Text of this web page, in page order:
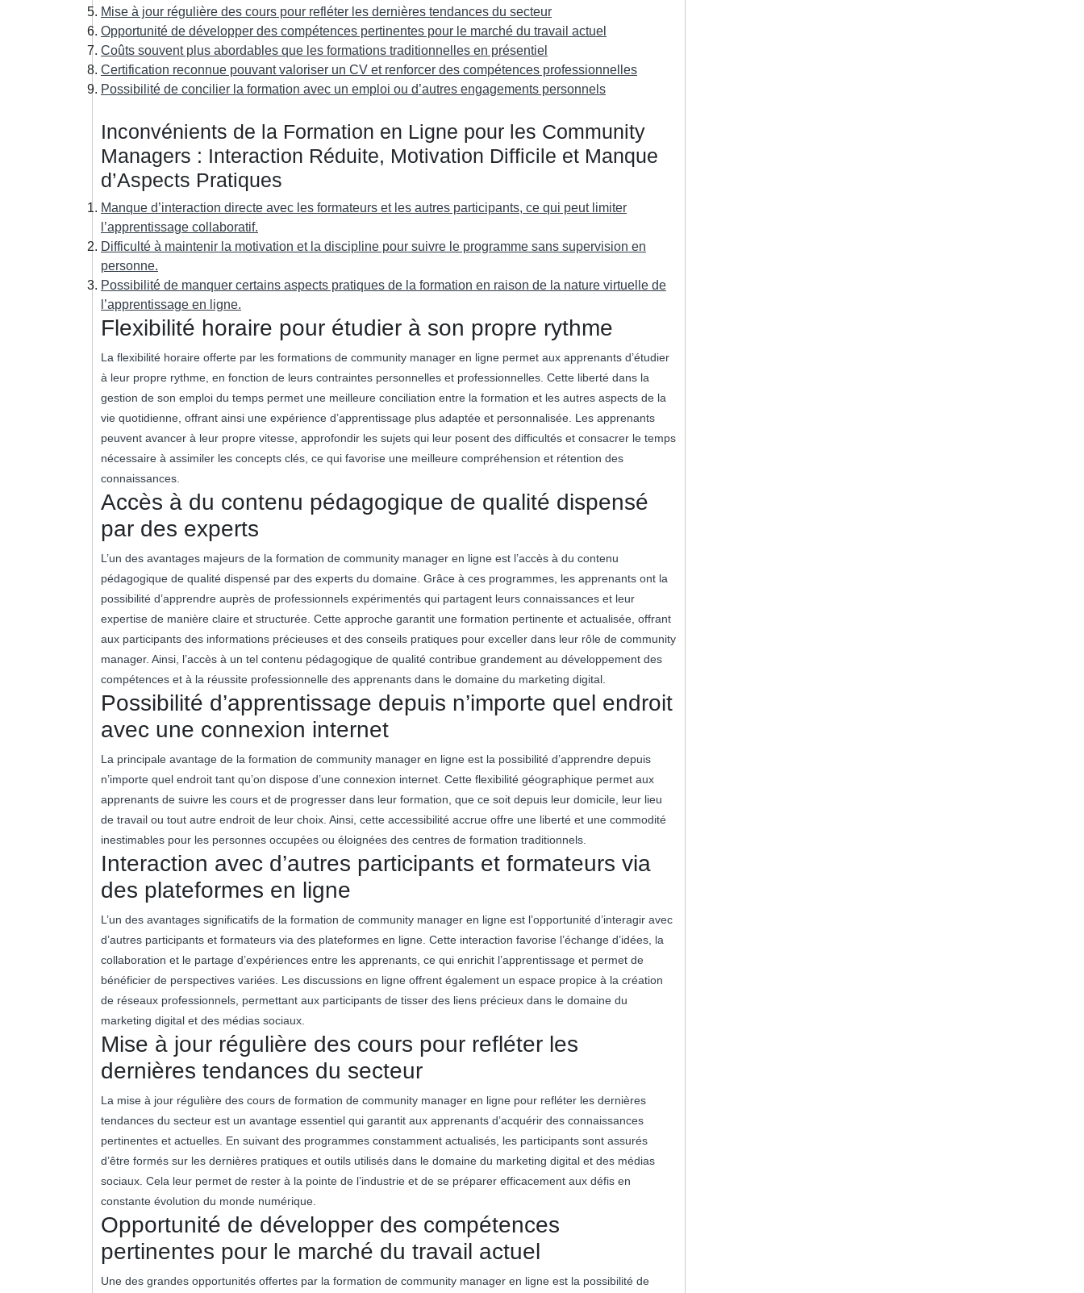
Mise à jour régulière des cours pour refléter les dernières tendances du secteur
Opportunité de développer des compétences pertinentes pour le marché du travail actuel
Coûts souvent plus abordables que les formations traditionnelles en présentiel
Certification reconnue pouvant valoriser un CV et renforcer des compétences professionnelles
Possibilité de concilier la formation avec un emploi ou d’autres engagements personnels
Inconvénients de la Formation en Ligne pour les Community
Managers : Interaction Réduite, Motivation Difficile et Manque
d’Aspects Pratiques
Manque d’interaction directe avec les formateurs et les autres participants, ce qui peut limiter
l’apprentissage collaboratif.
Difficulté à maintenir la motivation et la discipline pour suivre le programme sans supervision en
personne.
Possibilité de manquer certains aspects pratiques de la formation en raison de la nature virtuelle de
l’apprentissage en ligne.
Flexibilité horaire pour étudier à son propre rythme
La flexibilité horaire offerte par les formations de community manager en ligne permet aux apprenants d’étudier
à leur propre rythme, en fonction de leurs contraintes personnelles et professionnelles. Cette liberté dans la
gestion de son emploi du temps permet une meilleure conciliation entre la formation et les autres aspects de la
vie quotidienne, offrant ainsi une expérience d’apprentissage plus adaptée et personnalisée. Les apprenants
peuvent avancer à leur propre vitesse, approfondir les sujets qui leur posent des difficultés et consacrer le temps
nécessaire à assimiler les concepts clés, ce qui favorise une meilleure compréhension et rétention des
connaissances.
Accès à du contenu pédagogique de qualité dispensé
par des experts
L’un des avantages majeurs de la formation de community manager en ligne est l’accès à du contenu
pédagogique de qualité dispensé par des experts du domaine. Grâce à ces programmes, les apprenants ont la
possibilité d’apprendre auprès de professionnels expérimentés qui partagent leurs connaissances et leur
expertise de manière claire et structurée. Cette approche garantit une formation pertinente et actualisée, offrant
aux participants des informations précieuses et des conseils pratiques pour exceller dans leur rôle de community
manager. Ainsi, l’accès à un tel contenu pédagogique de qualité contribue grandement au développement des
compétences et à la réussite professionnelle des apprenants dans le domaine du marketing digital.
Possibilité d’apprentissage depuis n’importe quel endroit
avec une connexion internet
La principale avantage de la formation de community manager en ligne est la possibilité d’apprendre depuis
n’importe quel endroit tant qu’on dispose d’une connexion internet. Cette flexibilité géographique permet aux
apprenants de suivre les cours et de progresser dans leur formation, que ce soit depuis leur domicile, leur lieu
de travail ou tout autre endroit de leur choix. Ainsi, cette accessibilité accrue offre une liberté et une commodité
inestimables pour les personnes occupées ou éloignées des centres de formation traditionnels.
Interaction avec d’autres participants et formateurs via
des plateformes en ligne
L’un des avantages significatifs de la formation de community manager en ligne est l’opportunité d’interagir avec
d’autres participants et formateurs via des plateformes en ligne. Cette interaction favorise l’échange d’idées, la
collaboration et le partage d’expériences entre les apprenants, ce qui enrichit l’apprentissage et permet de
bénéficier de perspectives variées. Les discussions en ligne offrent également un espace propice à la création
de réseaux professionnels, permettant aux participants de tisser des liens précieux dans le domaine du
marketing digital et des médias sociaux.
Mise à jour régulière des cours pour refléter les
dernières tendances du secteur
La mise à jour régulière des cours de formation de community manager en ligne pour refléter les dernières
tendances du secteur est un avantage essentiel qui garantit aux apprenants d’acquérir des connaissances
pertinentes et actuelles. En suivant des programmes constamment actualisés, les participants sont assurés
d’être formés sur les dernières pratiques et outils utilisés dans le domaine du marketing digital et des médias
sociaux. Cela leur permet de rester à la pointe de l’industrie et de se préparer efficacement aux défis en
constante évolution du monde numérique.
Opportunité de développer des compétences
pertinentes pour le marché du travail actuel
Une des grandes opportunités offertes par la formation de community manager en ligne est la possibilité de